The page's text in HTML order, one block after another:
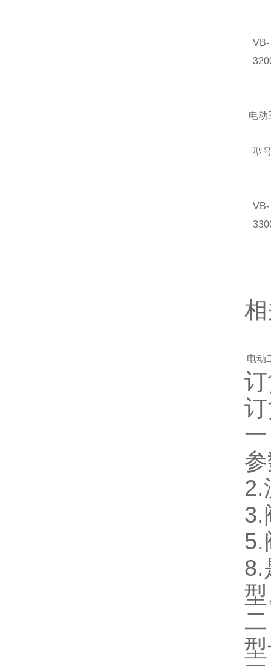
VB-
电动
型
VB-
电动
2.
3.
5.
8.